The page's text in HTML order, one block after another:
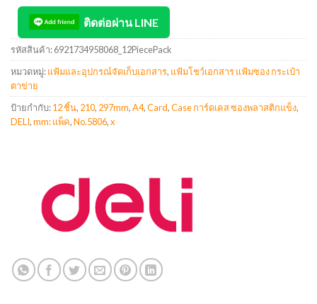
ติดต่อผ่าน LINE
รหัสสินค้า:6921734958068_12PiecePack
หมวดหมู่:แฟ้มและอุปกรณ์จัดเก็บเอกสาร, แฟ้มโชว์เอกสาร แฟ้มซอง กระเป๋า
ตาข่าย
ป้ายกำกับ:12 ชิ้น, 210, 297mm,A4,Card,Case การ์ดเคส ซองพลาสติกแข็ง,
DELI,mm: แพ็ค,No.5806,x